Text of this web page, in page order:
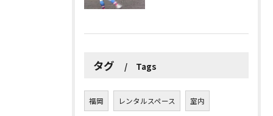
タグ Tags
福岡 レンタルスペース 室内